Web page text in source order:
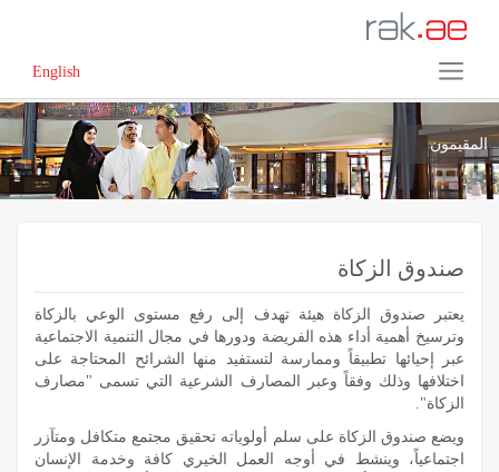
English
المقيمون
صندوق الزكاة
يعتبر صندوق الزكاة هيئة تهدف إلى رفع مستوى الوعي بالزكاة
وترسيخ أهمية أداء هذه الفريضة ودورها في مجال التنمية الاجتماعية
عبر إحيائها تطبيقاً وممارسة لتستفيد منها الشرائح المحتاجة على
اختلافها وذلك وفقاً وعبر المصارف الشرعية التي تسمى "مصارف
الزكاة".
ويضع صندوق الزكاة على سلم أولوياته تحقيق مجتمع متكافل ومتآزر
اجتماعياً، وينشط في أوجه العمل الخيري كافة وخدمة الإنسان